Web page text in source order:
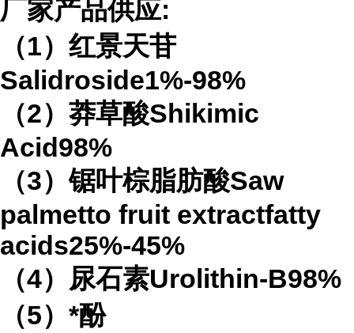
厂家产品供应:
（1）红景天苷
Salidroside1%-98%
（2）莽草酸Shikimic
Acid98%
（3）锯叶棕脂肪酸Saw
palmetto fruit extractfatty
acids25%-45%
（4）尿石素Urolithin-B98%
（5）*酚